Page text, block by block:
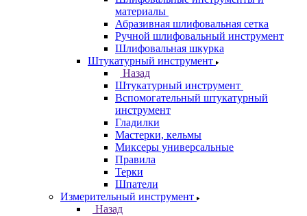
материалы
Абразивная шлифовальная сетка
Ручной шлифовальный инструмент
Шлифовальная шкурка
Штукатурный инструмент
Назад
Штукатурный инструмент
Вспомогательный штукатурный
инструмент
Гладилки
Мастерки, кельмы
Миксеры универсальные
Правила
Терки
Шпатели
Измерительный инструмент
Назад